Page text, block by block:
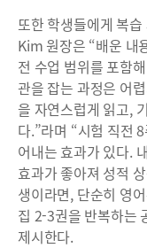
또한 학생들에게 복
Kim 원장은 “배운 내
전 수업 범위를 포함
관을 잡는 과정은 어
을 자연스럽게 읽고,
다.”라며 “시험 직전
어내는 효과가 있다.
효과가 좋아져 성적
생이라면, 단순히 영
집 2-3권을 반복하는
제시한다.